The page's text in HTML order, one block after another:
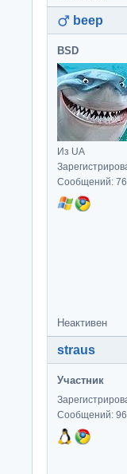
beep
BSD
Из UA
Сообщений:
Неактивен
straus
Участник
Сообщений: